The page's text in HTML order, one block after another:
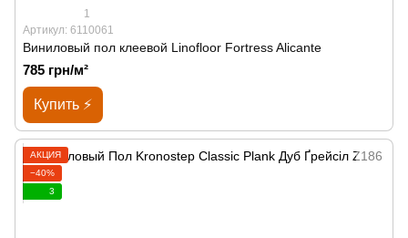
1
Артикул: 6110061
Виниловый пол клеевой Linofloor Fortress Alicante
785 грн/м²
Купить ⚡
АКЦИЯ
−40%
3